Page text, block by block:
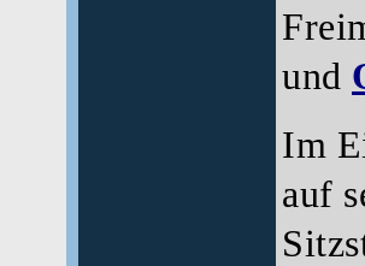
und
Im
auf